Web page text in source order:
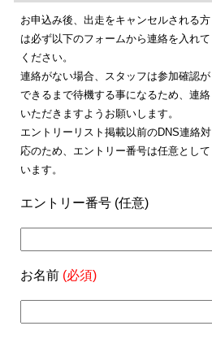
お申込み後、出走をキャンセルされる方
は必ず以下のフォームから連絡を入れて
ください。
連絡がない場合、スタッフは参加確認が
できるまで待機する事になるため、連絡
いただきますようお願いします。
エントリーリスト掲載以前のDNS連絡対
応のため、エントリー番号は任意として
います。
エントリー番号 (任意)
お名前 (必須)